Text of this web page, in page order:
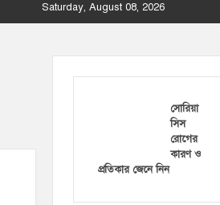
Saturday, August 08, 2026
সোরিয়া
সিস
রোগের
কারণ ও
প্রতিকার জেনে নিন